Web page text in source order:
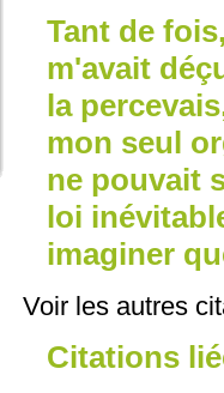
Tant de
m'avait
la
mon seul
ne pouvait
loi
imaginer
Voir les autres
Citations